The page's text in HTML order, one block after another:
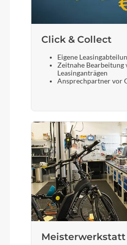
Click & Collect
Eigene
Zeitnahe Bearbeitung
Leasinganträgen
Ansprechpartner vor
Meisterwerkstatt